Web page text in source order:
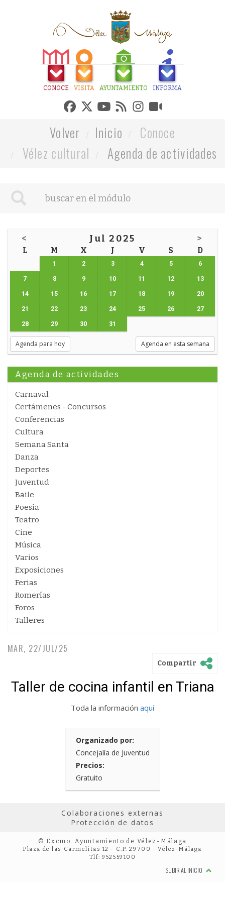
CONOCE VISITA AYUNTAMIENTO INFORMA
Volver Inicio
Conoce
Vélez cultural
Agenda de actividades
< Jul 2025 >
L M X J V S D
1 2 3 4 5 6
7 8 9 10 11 12 13
14 15 16 17 18 19 20
21 22 23 24 25 26 27
28 29 30 31
Agenda para hoy Agenda en esta semana
Agenda de actividades
Carnaval
Certámenes - Concursos
Conferencias
Cultura
Semana Santa
Danza
Deportes
Juventud
Baile
Poesía
Teatro
Cine
Música
Varios
Exposiciones
Ferias
Romerías
Foros
Talleres
MAR, 22/JUL/25
Compartir
Taller de cocina infantil en Triana
Toda la información aquí
Organizado por:
Concejalía de Juventud
Precios:
Gratuito
Colaboraciones externas
Protección de datos
© Excmo. Ayuntamiento de Vélez-Málaga
Plaza de las Carmelitas 12 - C.P. 29700 - Vélez-Málaga
Tlf: 952559100
SUBIR AL INICIO